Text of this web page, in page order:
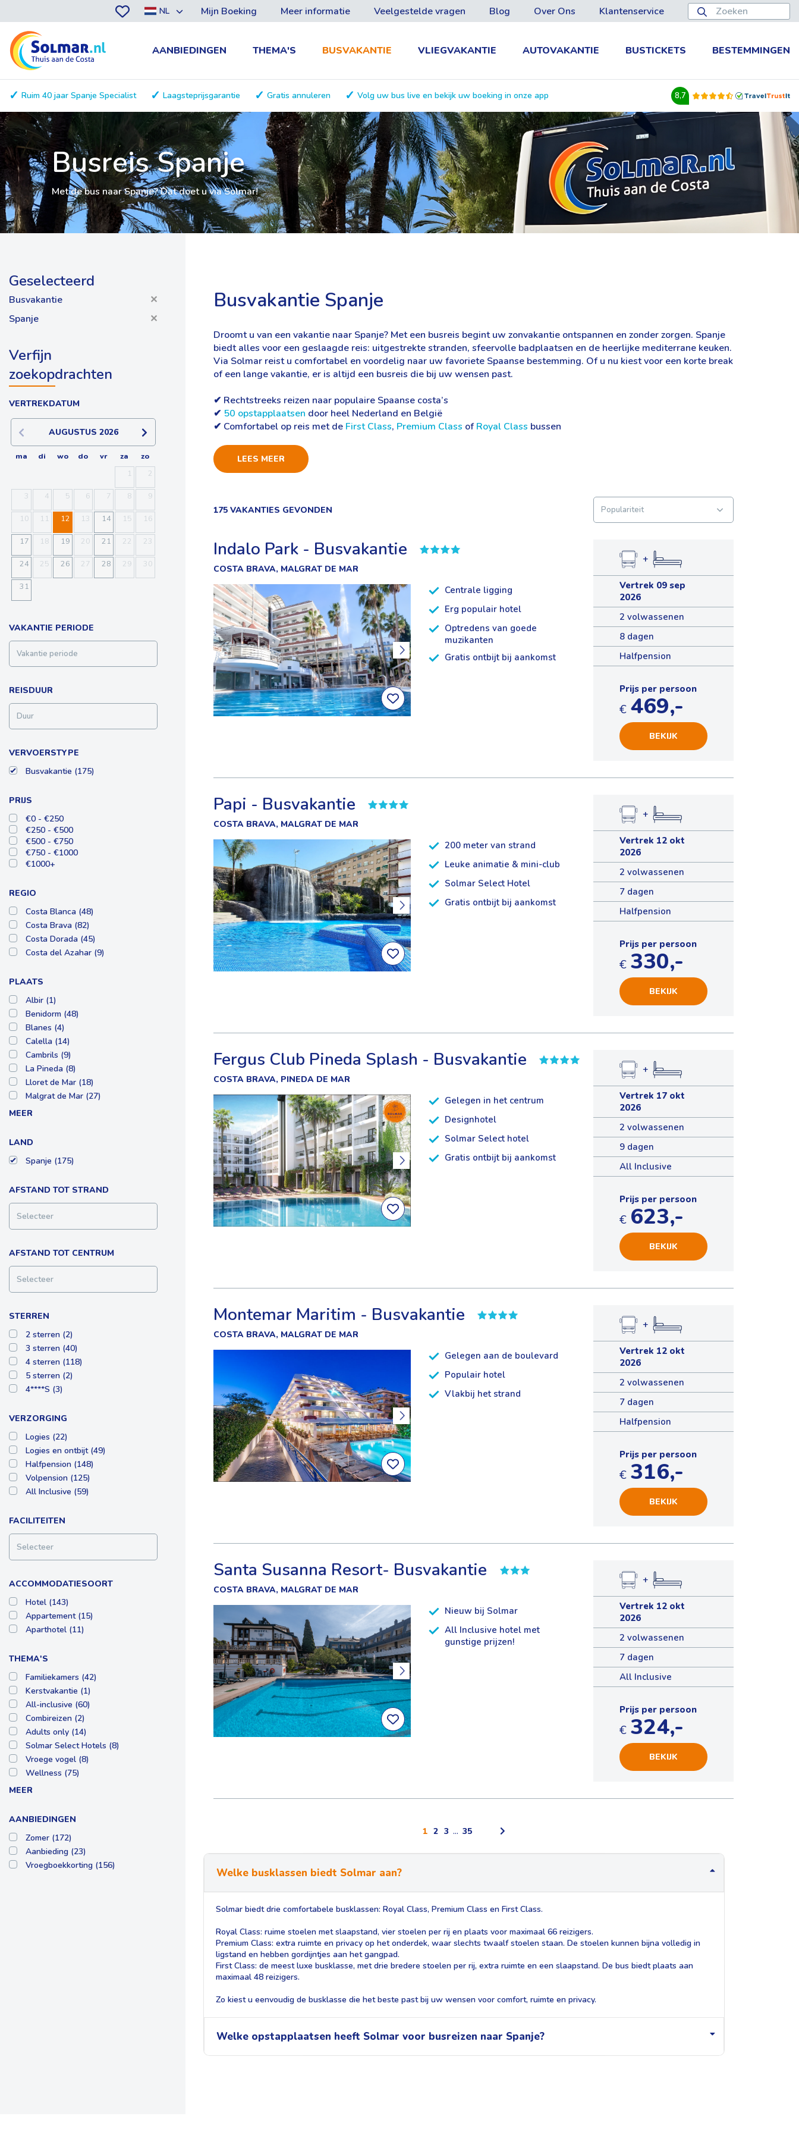
NL Mijn Boeking Meer informatie Veelgestelde vragen Blog Over Ons Klantenservice
AANBIEDINGEN THEMA'S BUSVAKANTIE VLIEGVAKANTIE AUTOVAKANTIE BUSTICKETS BESTEMMINGEN
Ruim 40 jaar Spanje Specialist Laagsteprijsgarantie Gratis annuleren Volg uw bus live en bekijk uw boeking in onze app 8,7
Busreis Spanje
Met de bus naar Spanje? Dat doet u via Solmar!
Busvakantie Spanje
Droomt u van een vakantie naar Spanje? Met een busreis begint uw zonvakantie ontspannen en zonder zorgen. Spanje
biedt alles voor een geslaagde reis: uitgestrekte stranden, sfeervolle badplaatsen en de heerlijke mediterrane keuken.
Via Solmar reist u comfortabel en voordelig naar uw favoriete Spaanse bestemming. Of u nu kiest voor een korte break
of een lange vakantie, er is altijd een busreis die bij uw wensen past.
✔ Rechtstreeks reizen naar populaire Spaanse costa’s
✔ 50 opstapplaatsen door heel Nederland en België
✔ Comfortabel op reis met de First Class, Premium Class ofRoyal Class bussen
LEES MEER
Geselecteerd
Busvakantie
✕
Spanje
✕
Verfijn
zoekopdrachten
VERTREKDATUM
AUGUSTUS 2026
ma di wo do vr za
zo
1
2
3 4 5 6 7 8 9
10 11 12 13 14 15 16
17 18 19 20 21 22 23
24 25 26 27 28 29 30
31
VAKANTIE PERIODE
REISDUUR
VERVOERSTYPE
Busvakantie (175)
PRIJS
€0 - €250
€250 - €500
€500 - €750
€750 - €1000
€1000+
REGIO
Costa Blanca (48)
Costa Brava (82)
Costa Dorada (45)
Costa del Azahar (9)
PLAATS
Albir (1)
Benidorm (48)
Blanes (4)
Calella (14)
Cambrils (9)
La Pineda (8)
Lloret de Mar (18)
Malgrat de Mar (27)
MEER
LAND
Spanje (175)
AFSTAND TOT STRAND
Selecteer
AFSTAND TOT CENTRUM
Selecteer
STERREN
2 sterren (2)
3 sterren (40)
4 sterren (118)
5 sterren (2)
4****S (3)
VERZORGING
Logies (22)
Logies en ontbijt (49)
Halfpension (148)
Volpension (125)
All Inclusive (59)
FACILITEITEN
Selecteer
ACCOMMODATIESOORT
Hotel (143)
Appartement (15)
Aparthotel (11)
THEMA'S
Familiekamers (42)
Kerstvakantie (1)
All-inclusive (60)
Combireizen (2)
Adults only (14)
Solmar Select Hotels (8)
Vroege vogel (8)
Wellness (75)
MEER
AANBIEDINGEN
Zomer (172)
Aanbieding (23)
Vroegboekkorting (156)
175 VAKANTIES GEVONDEN
Indalo Park - Busvakantie
COSTA BRAVA, MALGRAT DE MAR
Centrale ligging
Erg populair hotel
Optredens van goede
muzikanten
Gratis ontbijt bij aankomst
+
Vertrek 09 sep
2026
2 volwassenen
8 dagen
Halfpension
Prijs per persoon
€ 469,-
BEKIJK
Papi - Busvakantie
COSTA BRAVA, MALGRAT DE MAR
200 meter van strand
Leuke animatie & mini-club
Solmar Select Hotel
Gratis ontbijt bij aankomst
+
Vertrek 12 okt
2026
2 volwassenen
7 dagen
Halfpension
Prijs per persoon
€ 330,-
BEKIJK
Fergus Club Pineda Splash - Busvakantie
COSTA BRAVA, PINEDA DE MAR
Gelegen in het centrum
Designhotel
Solmar Select hotel
Gratis ontbijt bij aankomst
+
Vertrek 17 okt
2026
2 volwassenen
9 dagen
All Inclusive
Prijs per persoon
€ 623,-
BEKIJK
Montemar Maritim - Busvakantie
COSTA BRAVA, MALGRAT DE MAR
Gelegen aan de boulevard
Populair hotel
Vlakbij het strand
+
Vertrek 12 okt
2026
2 volwassenen
7 dagen
Halfpension
Prijs per persoon
€ 316,-
BEKIJK
Santa Susanna Resort- Busvakantie
COSTA BRAVA, MALGRAT DE MAR
Nieuw bij Solmar
All Inclusive hotel met
gunstige prijzen!
+
Vertrek 12 okt
2026
2 volwassenen
7 dagen
All Inclusive
Prijs per persoon
€ 324,-
BEKIJK
1 2 3 ... 35
Welke busklassen biedt Solmar aan?
Solmar biedt drie comfortabele busklassen: Royal Class, Premium Class en First Class.
Royal Class: ruime stoelen met slaapstand, vier stoelen per rij en plaats voor maximaal 66 reizigers.
Premium Class: extra ruimte en privacy op het onderdek, waar slechts twaalf stoelen staan. De stoelen kunnen bijna volledig in
ligstand en hebben gordijntjes aan het gangpad.
First Class: de meest luxe busklasse, met drie bredere stoelen per rij, extra ruimte en een slaapstand. De bus biedt plaats aan
maximaal 48 reizigers.
Zo kiest u eenvoudig de busklasse die het beste past bij uw wensen voor comfort, ruimte en privacy.
Welke opstapplaatsen heeft Solmar voor busreizen naar Spanje?